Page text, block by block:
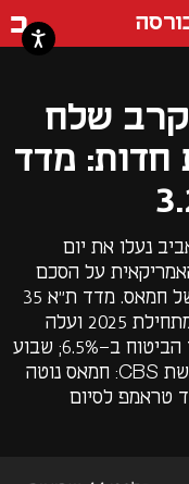
שלח
חדות: מדד
נעלו את יום
על הסכם
לסיום המלחמה והדיווחים על הסכמה של חמאס. מדד ת"א 35
שבר את שיא כל הזמנים בפעם ה-36 מתחילת 2025 ועלה
ב-2.8%; מדד ת"א 90 קפץ ב-4%, מדד הביטוח ב-6.5%; שבוע
המסחר הסתיים היום בשל יום כיפור. רשת CBS: חמאס נוטה
טראמפ לסיום